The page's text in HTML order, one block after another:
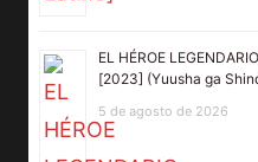
EL HÉROE
[2023] (Yuusha ga
5 de agosto de 2026